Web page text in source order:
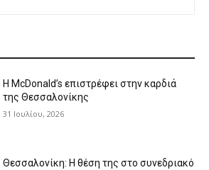
Η McDonald’s επιστρέφει στην καρδιά
της Θεσσαλονίκης
31 Ιουλίου, 2026
Θεσσαλονίκη: Η θέση της στο συνεδριακό